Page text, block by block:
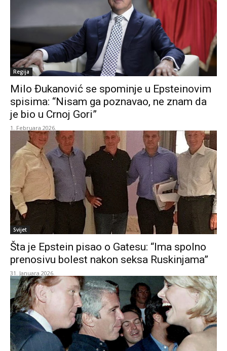
Regija
Milo Đukanović se spominje u Epsteinovim
spisima: “Nisam ga poznavao, ne znam da
je bio u Crnoj Gori”
1. Februara 2026.
Svijet
Šta je Epstein pisao o Gatesu: “Ima spolno
prenosivu bolest nakon seksa Ruskinjama”
31. Januara 2026.